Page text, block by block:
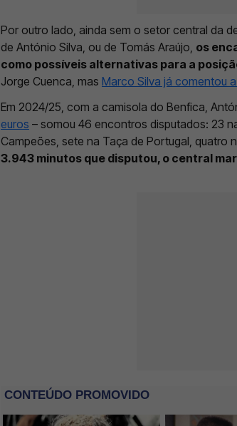
Por outro lado, ainda sem o setor central da
de António Silva, ou de Tomás Araújo, os
como possíveis alternativas para a
Jorge Cuenca, mas Marco Silva já comentou
Em 2024/25, com a camisola do Benfica,
euros – somou 46 encontros disputados: 23
Campeões, sete na Taça de Portugal, quatro
3.943 minutos que disputou, o central